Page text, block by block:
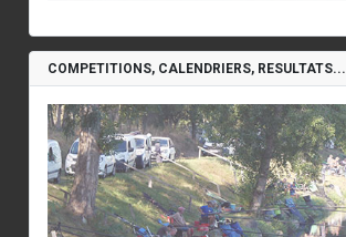
COMPETITIONS, CALENDRIERS, RESULTATS...